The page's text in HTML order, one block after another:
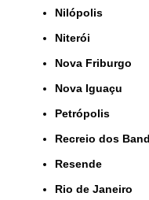
Nilópolis
Niterói
Nova Friburgo
Nova Iguaçu
Petrópolis
Recreio dos
Resende
Rio de Janeiro